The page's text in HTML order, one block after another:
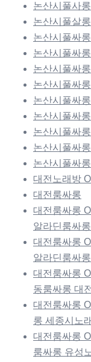
논산시풀사롱
논산시풀살롱
논산시풀싸롱
논산시풀싸
논산시풀싸
논산시풀싸
논산시풀싸
논산시풀싸롱
논산시풀싸
논산시풀싸
논산시풀싸롱
대전노래방
대전룸싸롱
대전룸싸롱
알라딘룸싸
대전룸싸롱
알라딘룸싸
대전룸싸롱
동룸싸롱 대
대전룸싸롱
롱 세종시노
대전룸싸롱
룸싸롱 유성